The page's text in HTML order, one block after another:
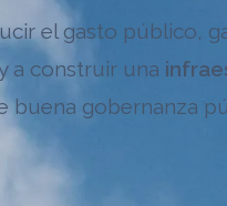
el gasto público,
a construir una
buena gobernanza